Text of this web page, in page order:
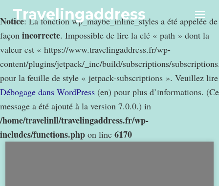
Notice: La fonction wp_maybe_inline_styles a été appelée de
façon incorrecte. Impossible de lire la clé « path » dont la
valeur est « https://www.travelingaddress.fr/wp-
content/plugins/jetpack/_inc/build/subscriptions/
pour la feuille de style « jetpack-subscriptions ». Veuillez lire
Débogage dans WordPress (en) pour plus d’informations. (Ce
message a été ajouté à la version 7.0.0.) in
/home/travelinll/travelingaddress.fr/wp-
includes/functions.php on line 6170
Travelingaddress